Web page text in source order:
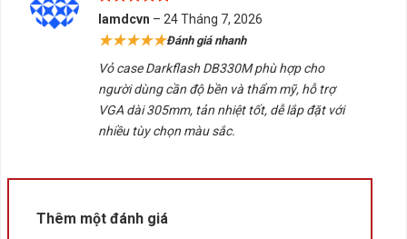
Hỗ trợ2 quạt 120/140mm ở phía trên
1 quạt 120mm phía sau để thoát khí.
2 quạt 120mm phía dướităng cường luồng gió.
Tương thích fan LED RGB, dễ dàng đồng bộ ánh sáng
Với khả năng hỗ trợ tốt mainboard M-ATX/ITX, không
Được xếp
hạng 5
5
sao
lamdcvn – 24 Tháng 7, 2026
★★★★★Đánh giá nhanh
Vỏ case Darkflash DB330M phù hợp cho
người dùng cần độ bền và thẩm mỹ, hỗ trợ
VGA dài 305mm, tản nhiệt tốt, dễ lắp đặt với
nhiều tùy chọn màu sắc.
Thêm một đánh giá